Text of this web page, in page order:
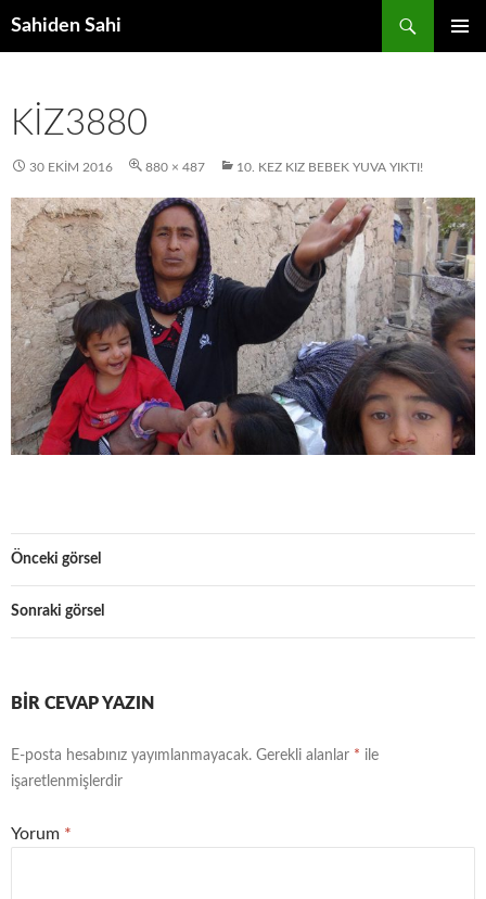
Sahiden Sahi
KIZ3880
30 EKIM 2016 880 × 487 10. KEZ KIZ BEBEK YUVA YIKTI!
Önceki görsel
Sonraki görsel
BIR CEVAP YAZIN
E-posta hesabınız yayımlanmayacak. Gerekli alanlar * ile
işaretlenmişlerdir
Yorum *